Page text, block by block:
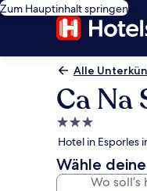
Zum Hauptinhalt springen
Alle
Ca Na
3.0-
Sterne-
Unterkunft
Hotel in Esporles
Wähle
Wo soll’s